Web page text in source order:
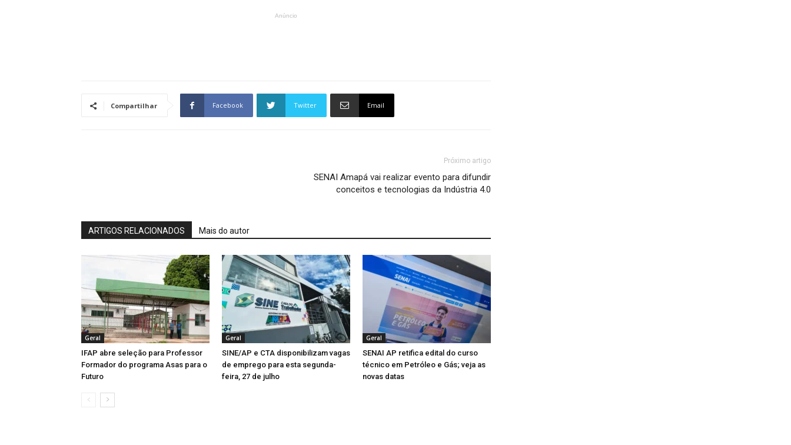
Anúncio
Compartilhar Facebook Twitter Email
Próximo artigo
SENAI Amapá vai realizar evento para difundir
conceitos e tecnologias da Indústria 4.0
ARTIGOS RELACIONADOS Mais do autor
Geral
IFAP abre seleção para Professor
Formador do programa Asas para o
Futuro
Geral
SINE/AP e CTA disponibilizam vagas
de emprego para esta segunda-
feira, 27 de julho
Geral
SENAI AP retifica edital do curso
técnico em Petróleo e Gás; veja as
novas datas